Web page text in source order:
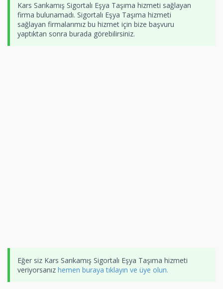
Kars Sarıkamış Sigortalı Eşya Taşıma hizmeti sağlayan
firma bulunamadı. Sigortalı Eşya Taşıma hizmeti
sağlayan firmalarımız bu hizmet için bize başvuru
yaptıktan sonra burada görebilirsiniz.
Eğer siz Kars Sarıkamış Sigortalı Eşya Taşıma hizmeti
veriyorsanız hemen buraya tıklayın ve üye olun.